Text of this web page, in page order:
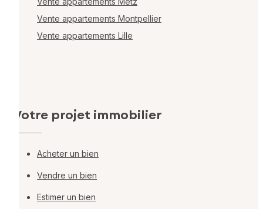
Vente appartements Montpellier
Vente appartements Lille
Votre projet immobilier
Acheter un bien
Vendre un bien
Estimer un bien